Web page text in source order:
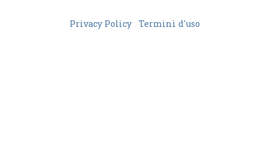
Privacy Policy Termini d'uso